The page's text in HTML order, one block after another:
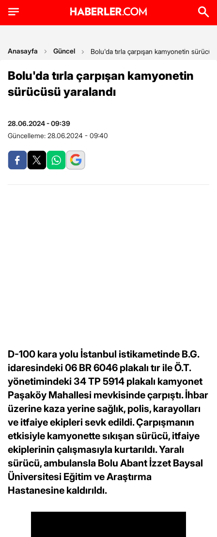
Anasayfa Güncel Bolu'da tırla çarpışan kamyonetin
Bolu'da tırla çarpışan kamyonetin
sürücüsü yaralandı
28.06.2024 - 09:39
Güncelleme: 28.06.2024 - 09:40
D-100 kara yolu İstanbul istikametinde B.G.
idaresindeki 06 BR 6046 plakalı tır ile Ö.T.
yönetimindeki 34 TP 5914 plakalı kamyonet
Paşaköy Mahallesi mevkisinde çarpıştı. İhbar
üzerine kaza yerine sağlık, polis, karayolları
ve itfaiye ekipleri sevk edildi. Çarpışmanın
etkisiyle kamyonette sıkışan sürücü, itfaiye
ekiplerinin çalışmasıyla kurtarıldı. Yaralı
sürücü, ambulansla Bolu Abant İzzet Baysal
Üniversitesi Eğitim ve Araştırma
Hastanesine kaldırıldı.